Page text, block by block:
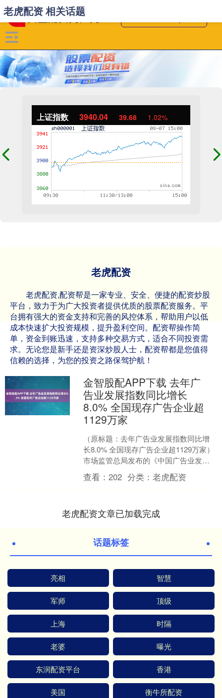
上证指数 3940.04 39.68 1.02%
老虎配资
老虎配资,配资帮是一家专业、安全、便捷的配资炒股
平台，致力于为广大投资者提供优质的股票配资服务。平
台拥有强大的资金支持和完善的风控体系，帮助用户以低
成本快速扩大投资规模，提升盈利空间。配资帮操作简
单，资金到账迅速，支持多种交易方式，适合不同投资需
求。无论您是新手还是资深炒股人士，配资帮都是您值得
信赖的选择，为您的投资之路保驾护航！
老虎配资 相关话题
金智股配APP下载 去年广
告业发展指数同比增长
8.0% 全国现存广告企业超
1129万家
（原标题：去年广告业发展指数同比增
长8.0% 全国现存广告企业超1129万家）
市场监管总局发布的《中国广告业发展
指数报告（2025）》显示，2024年中国
广告....
查看：202 分类：老虎配资
老虎配资文章已加载完成
话题标签
亮相 智慧
军师 顶级
上海 时隔
老婆 曝光
东润配资平台 香港
美国 衡牛所配资